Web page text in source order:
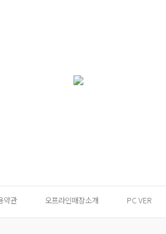
약관 오프라인매장소개 PC VER